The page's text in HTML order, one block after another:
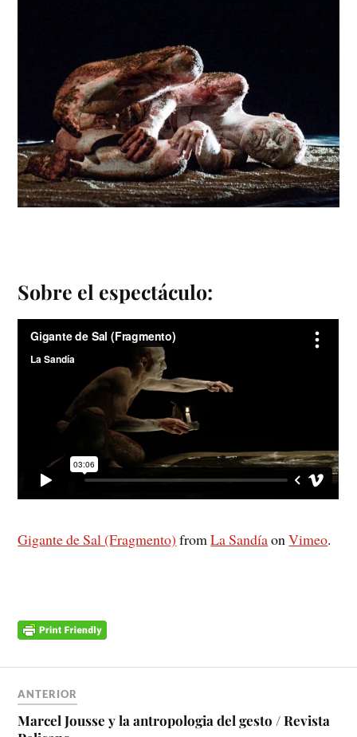
Sobre el espectáculo:
Gigante de Sal (Fragmento) fromLa SandíaonVimeo.
ANTERIOR
Marcel Jousse y la antropologia del gesto / Revista